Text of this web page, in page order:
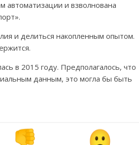
автоматизации и взволнована
и делиться накопленным опытом.
в 2015 году. Предполагалось, что
данным, это могла бы быть